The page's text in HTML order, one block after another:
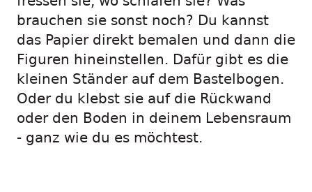
brauchen sie sonst noch? Du kannst
das Papier direkt bemalen und dann die
Figuren hineinstellen. Dafür gibt es die
kleinen Ständer auf dem Bastelbogen.
Oder du klebst sie auf die Rückwand
oder den Boden in deinem Lebensraum
- ganz wie du es möchtest.